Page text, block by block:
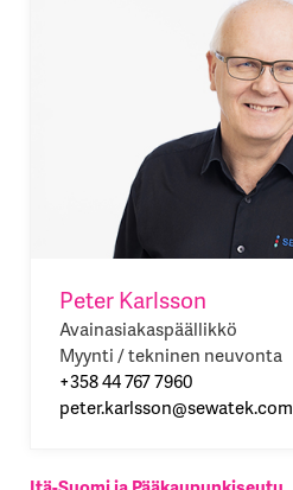
Peter Karlsson
Avainasiakaspäällikkö
Myynti / tekninen neuvonta
+358 44 767 7960
peter.karlsson@sewatek.com